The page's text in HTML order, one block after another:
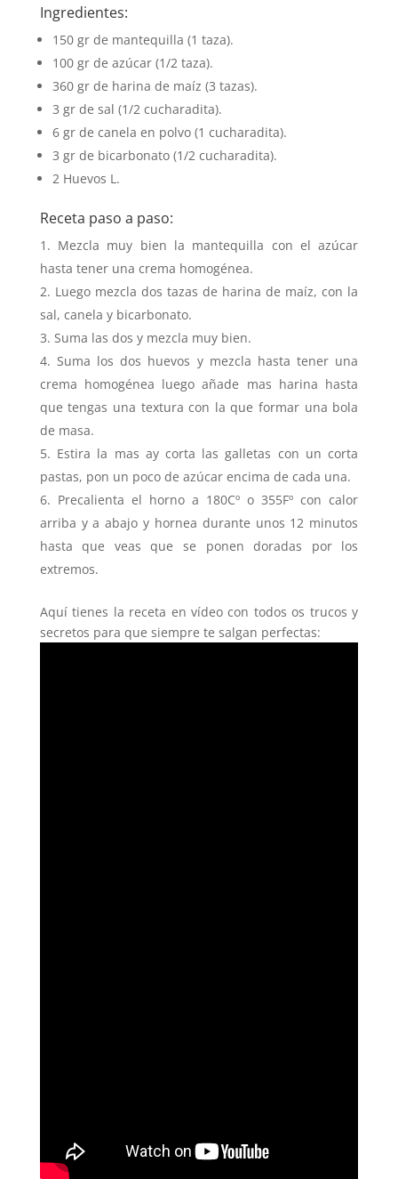
Ingredientes:
150 gr de mantequilla (1 taza).
100 gr de azúcar (1/2 taza).
360 gr de harina de maíz (3 tazas).
3 gr de sal (1/2 cucharadita).
6 gr de canela en polvo (1 cucharadita).
3 gr de bicarbonato (1/2 cucharadita).
2 Huevos L.
Receta paso a paso:
Mezcla muy bien la mantequilla con el azúcar
hasta tener una crema homogénea.
Luego mezcla dos tazas de harina de maíz, con la
sal, canela y bicarbonato.
Suma las dos y mezcla muy bien.
Suma los dos huevos y mezcla hasta tener una
crema homogénea luego añade mas harina hasta
que tengas una textura con la que formar una bola
de masa.
Estira la mas ay corta las galletas con un corta
pastas, pon un poco de azúcar encima de cada una.
Precalienta el horno a 180Cº o 355Fº con calor
arriba y a abajo y hornea durante unos 12 minutos
hasta que veas que se ponen doradas por los
extremos.
Aquí tienes la receta en vídeo con todos os trucos y
secretos para que siempre te salgan perfectas: